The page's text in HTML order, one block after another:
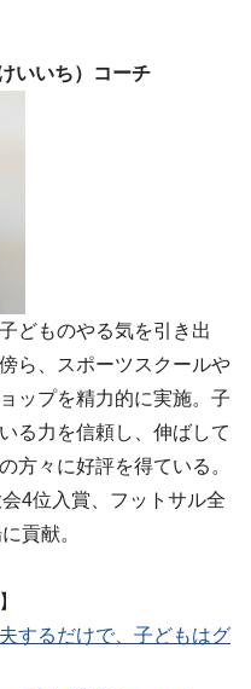
いいち）コーチ
どものやる気を引き出
ら、スポーツスクールや
ップを精力的に実施。子
る力を信頼し、伸ばして
方々に好評を得ている。
4位入賞、フットサル全
貢献。
するだけで、子どもはグ